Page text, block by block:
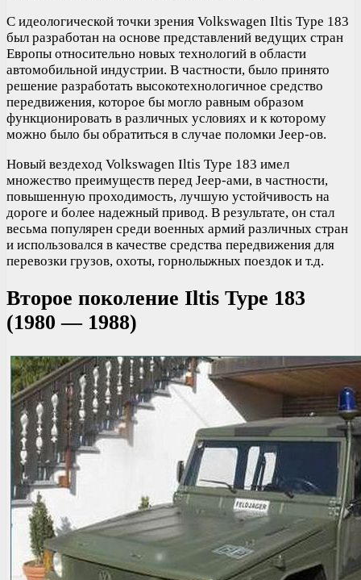
С идеологической точки зрения Volkswagen Iltis Type 183
был разработан на основе представлений ведущих стран
Европы относительно новых технологий в области
автомобильной индустрии. В частности, было принято
решение разработать высокотехнологичное средство
передвижения, которое бы могло равным образом
функционировать в различных условиях и к которому
можно было бы обратиться в случае поломки Jeep-ов.
Новый вездеход Volkswagen Iltis Type 183 имел
множество преимуществ перед Jeep-ами, в частности,
повышенную проходимость, лучшую устойчивость на
дороге и более надежный привод. В результате, он стал
весьма популярен среди военных армий различных стран
и использовался в качестве средства передвижения для
перевозки грузов, охоты, горнолыжных поездок и т.д.
Второе поколение Iltis Type 183
(1980 — 1988)